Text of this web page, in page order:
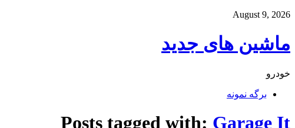
August 9, 2026
ماشین های جدید
خودرو
برگه نمونه
Posts tagged with: Garage It